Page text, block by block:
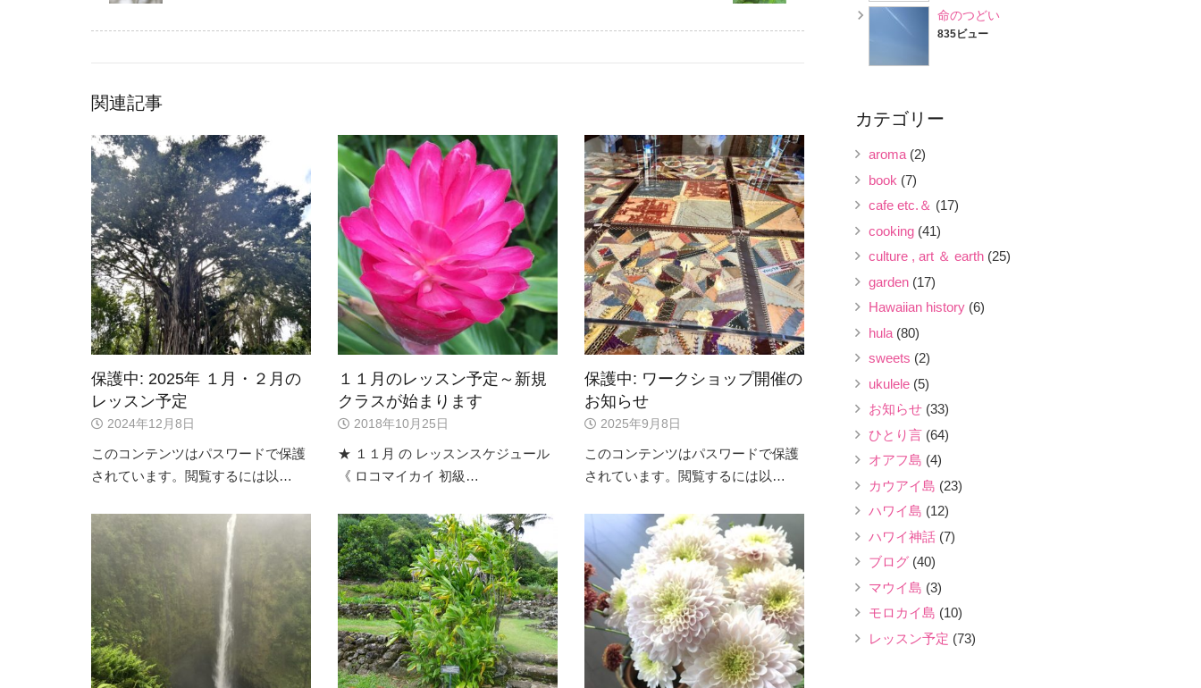
関連記事
保護中: 2025年 １月・２月の
レッスン予定
2024年12月8日
このコンテンツはパスワードで保護
されています。閲覧するには以…
１１月のレッスン予定～新規
クラスが始まります
2018年10月25日
★ １１月 の レッスンスケジュール
《 ロコマイカイ 初級…
保護中: ワークショップ開催の
お知らせ
2025年9月8日
このコンテンツはパスワードで保護
されています。閲覧するには以…
命のつどい
835ビュー
カテゴリー
aroma (2)
book (7)
cafe etc.＆ (17)
cooking (41)
culture , art ＆ earth (25)
garden (17)
Hawaiian history (6)
hula (80)
sweets (2)
ukulele (5)
お知らせ (33)
ひとり言 (64)
オアフ島 (4)
カウアイ島 (23)
ハワイ島 (12)
ハワイ神話 (7)
ブログ (40)
マウイ島 (3)
モロカイ島 (10)
レッスン予定 (73)